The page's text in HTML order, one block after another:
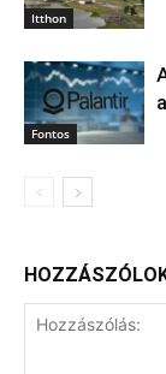
Itthon
Fontos